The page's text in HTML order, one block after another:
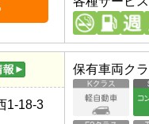
1-18-3
保有車両ク